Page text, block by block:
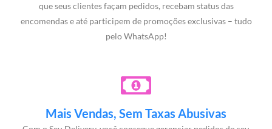
que seus clientes façam pedidos, recebam status das
encomendas e até participem de promoções exclusivas – tudo
pelo WhatsApp!
Mais Vendas, Sem Taxas Abusivas